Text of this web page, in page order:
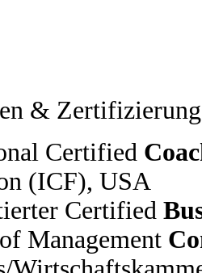
&
Certified
(ICF), USA
Certified
Management